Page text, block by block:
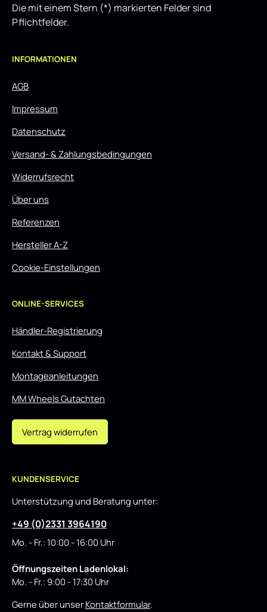
Die mit einem Stern (*) markierten Felder sind
Pflichtfelder.
INFORMATIONEN
AGB
Impressum
Datenschutz
Versand- & Zahlungsbedingungen
Widerrufsrecht
Über uns
Referenzen
Hersteller A-Z
Cookie-Einstellungen
ONLINE-SERVICES
Händler-Registrierung
Kontakt & Support
Montageanleitungen
MM Wheels Gutachten
Vertrag widerrufen
KUNDENSERVICE
Unterstützung und Beratung unter:
+49 (0)2331 3964190
Mo. - Fr.: 10:00 - 16:00 Uhr
Öffnungszeiten Ladenlokal:
Mo. - Fr.: 9:00 - 17:30 Uhr
Gerne über unser Kontaktformular.